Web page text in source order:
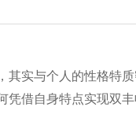
其实与个人的性格特
凭借自身特点实现双